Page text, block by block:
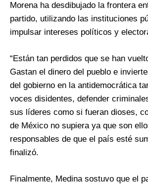
Morena ha desdibujado la frontera
partido, utilizando las instituciones
impulsar intereses políticos y
“Están tan perdidos que se han
Gastan el dinero del pueblo e
del gobierno en la antidemocrática
voces disidentes, defender
sus líderes como si fueran dioses,
de México no supiera ya que son
responsables de que el país esté
finalizó.
Finalmente, Medina sostuvo que el